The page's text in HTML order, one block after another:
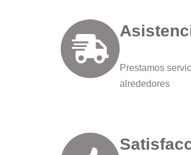
Prestamos
alrededores